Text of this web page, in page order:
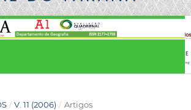
/ V. 11 (2006) / Artigos